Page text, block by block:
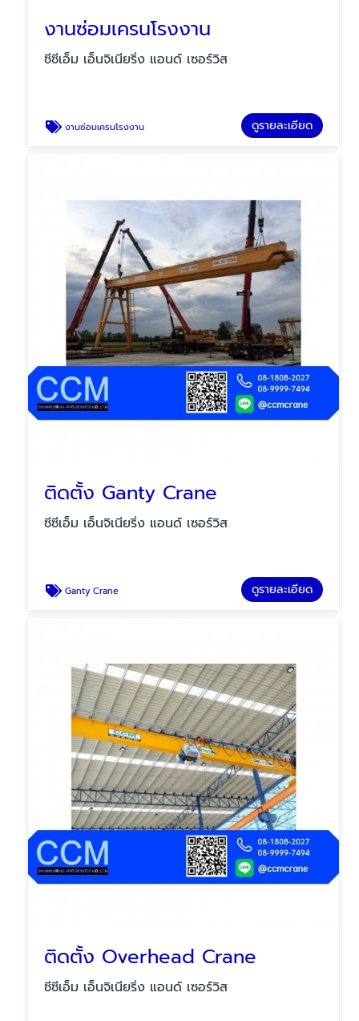
งานซ่อมเครนโรงงาน
ซีซีเอ็ม เอ็นจิเนียริ่ง แอนด์ เซอร์วิส
งานซ่อมเครนโรงงาน ดูรายละเอียด
ติดตั้ง Ganty Crane
ซีซีเอ็ม เอ็นจิเนียริ่ง แอนด์ เซอร์วิส
Ganty Crane ดูรายละเอียด
ติดตั้ง Overhead Crane
ซีซีเอ็ม เอ็นจิเนียริ่ง แอนด์ เซอร์วิส